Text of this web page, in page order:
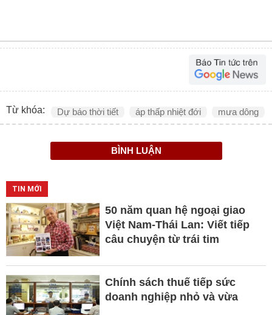
Từ khóa: Dự báo thời tiết áp thấp nhiệt đới mưa dông
BÌNH LUẬN
TIN MỚI
50 năm quan hệ ngoại giao
Việt Nam-Thái Lan: Viết tiếp
câu chuyện từ trái tim
Chính sách thuế tiếp sức
doanh nghiệp nhỏ và vừa